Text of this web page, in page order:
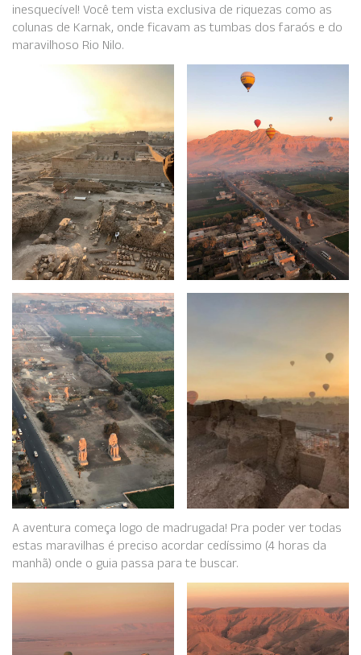
inesquecível! Você tem vista exclusiva de riquezas como as
colunas de Karnak, onde ficavam as tumbas dos faraós e do
maravilhoso Rio Nilo.
A aventura começa logo de madrugada! Pra poder ver todas
estas maravilhas é preciso acordar cedíssimo (4 horas da
manhã) onde o guia passa para te buscar.